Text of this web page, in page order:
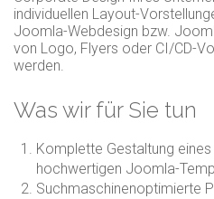
individuellen Layout-
Joomla-Webdesign bzw.
von Logo, Flyers oder CI/CD-
werden.
Was wir für Sie tun
Komplette Gestaltung
hochwertigen Joomla-
Suchmaschinenoptimierte